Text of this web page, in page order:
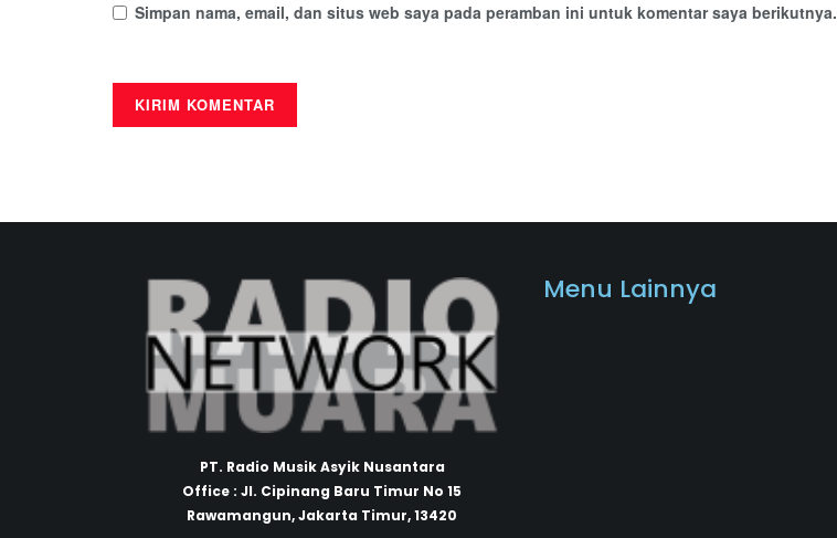
Simpan nama, email, dan situs web saya pada peramban ini untuk komentar saya berikutnya.
PT. Radio Musik Asyik Nusantara
Office : Jl. Cipinang Baru Timur No 15
Rawamangun, Jakarta Timur, 13420
Menu Lainnya